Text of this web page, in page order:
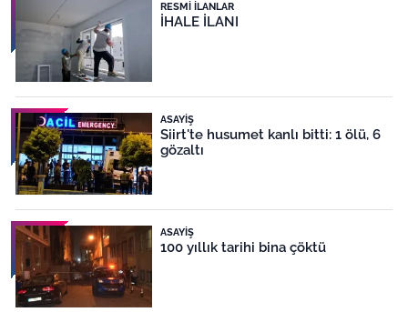
RESMI İLANLAR
İHALE İLANI
ASAYIŞ
Siirt'te husumet kanlı bitti: 1 ölü, 6
gözaltı
ASAYIŞ
100 yıllık tarihi bina çöktü